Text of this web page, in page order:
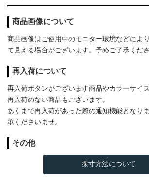
商品画像について
商品画像はご使用中のモニター環境などによ
て見える場合がございます。予めご了承くださ
再入荷について
再入荷ボタンがございます商品やカラーサイ
再入荷のない商品もございます。
あくまで再入荷があった際の通知機能となり
承くださいませ。
その他
採寸方法について